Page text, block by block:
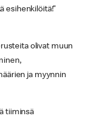
esihenkilöitä!”
olivat muun
ja myynnin
tiiminsä